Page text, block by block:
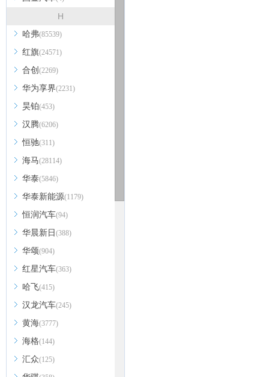
H
哈弗(85539)
红旗(24571)
合创 (2269)
华为享界(2231)
昊铂(453)
汉腾(6206)
恒驰(311)
海马(28114)
华泰(5846)
华泰新能源(1179)
恒润汽车(94)
华晨新日 (388)
华颂(904)
红星汽车(363)
哈飞(415)
汉龙汽车(245)
黄海(3777)
海格(144)
汇众(125)